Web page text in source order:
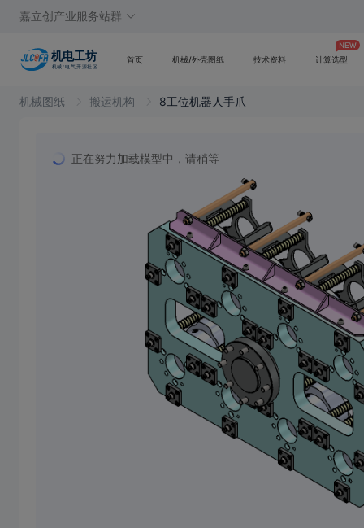
嘉立创产业服务站群
首页 机械/外壳图纸 技术资料 计算选型
机械图纸 搬运机构 8工位机器人手爪
正在努力加载模型中，请稍等